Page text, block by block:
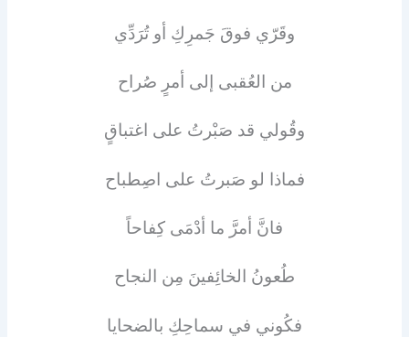
وقَرّي فوقَ جَمرِكِ أو تُرَدِّي
من العُقبى إلى أمرٍ صُراح
وقُولي قد صَبْرتُ على اغتباقٍ
فماذا لو صَبرتُ على اصِطباح
فانَّ أمرَّ ما أدْمَى كِفاحاً
طُعونُ الخائِفينَ مِن النجاح
فكُوني في سماحِكِ بالضحايا